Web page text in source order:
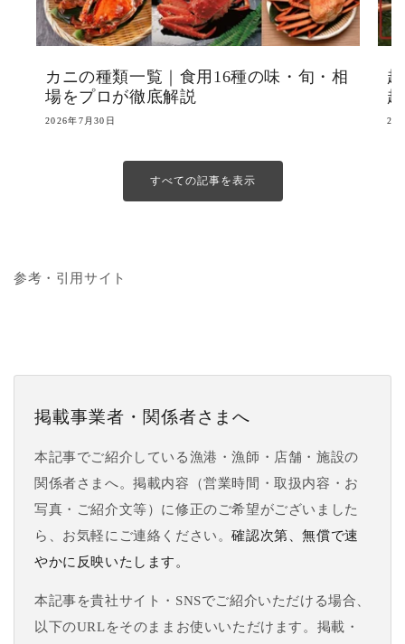
カニの種類一覧｜食用16種の味・旬・相
場をプロが徹底解説
2026年7月30日
すべての記事を表示
参考・引用サイト
掲載事業者・関係者さまへ
本記事でご紹介している漁港・漁師・店舗・施設の
関係者さまへ。掲載内容（営業時間・取扱内容・お
写真・ご紹介文等）に修正のご希望がございました
ら、お気軽にご連絡ください。確認次第、無償で速
やかに反映いたします。
本記事を貴社サイト・SNSでご紹介いただける場合、
以下のURLをそのままお使いいただけます。掲載・